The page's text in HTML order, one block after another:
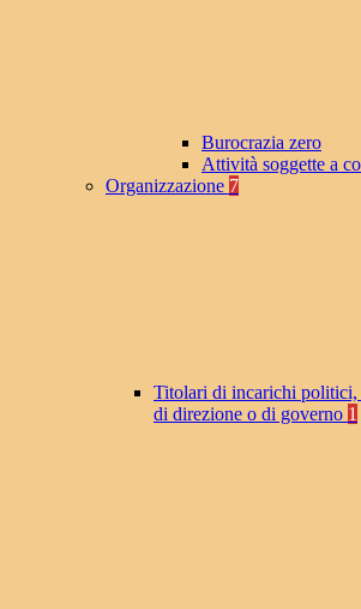
Burocrazia zero
Attività soggette a
Organizzazione 7
Titolari di incarichi politici,
di direzione o di governo 1